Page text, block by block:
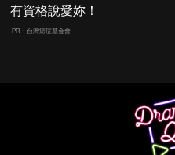
有資格說愛妳！
PR・台灣癌症基金會